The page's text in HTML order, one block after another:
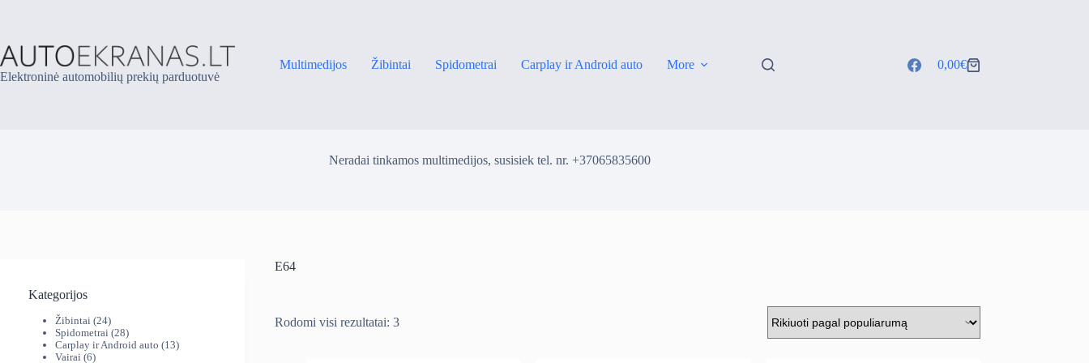
Elektroninė automobilių prekių parduotuvė
Multimedijos Žibintai Spidometrai Carplay ir Android auto More
Shopping
0,00€
Neradai tinkamos multimedijos, susisiek tel. nr. +37065835600
E64
Rodomi visi rezultatai: 3
Kategorijos
Žibintai 2424
produktai
Spidometrai 2828
produktai
Carplay ir Android auto 1313
Vairai 66